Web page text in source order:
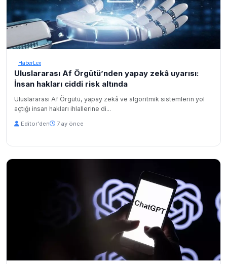
HaberLex
Uluslararası Af Örgütü’nden yapay zekâ uyarısı:
İnsan hakları ciddi risk altında
Uluslararası Af Örgütü, yapay zekâ ve algoritmik sistemlerin yol
açtığı insan hakları ihlallerine di...
Editor'den 7 ay önce